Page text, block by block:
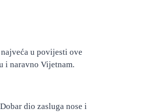
u povijesti ove
i naravno Vijetnam.
dio zasluga nose i